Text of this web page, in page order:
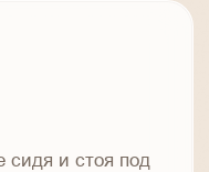
сидя и стоя под